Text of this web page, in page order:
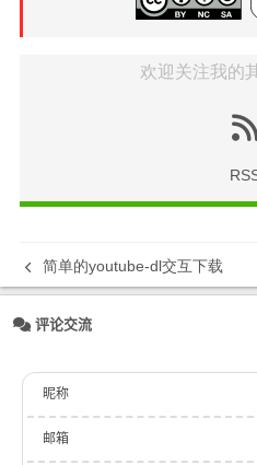
欢迎关注我的
简单的youtube-dl交互下载
评论交流
昵称
邮箱